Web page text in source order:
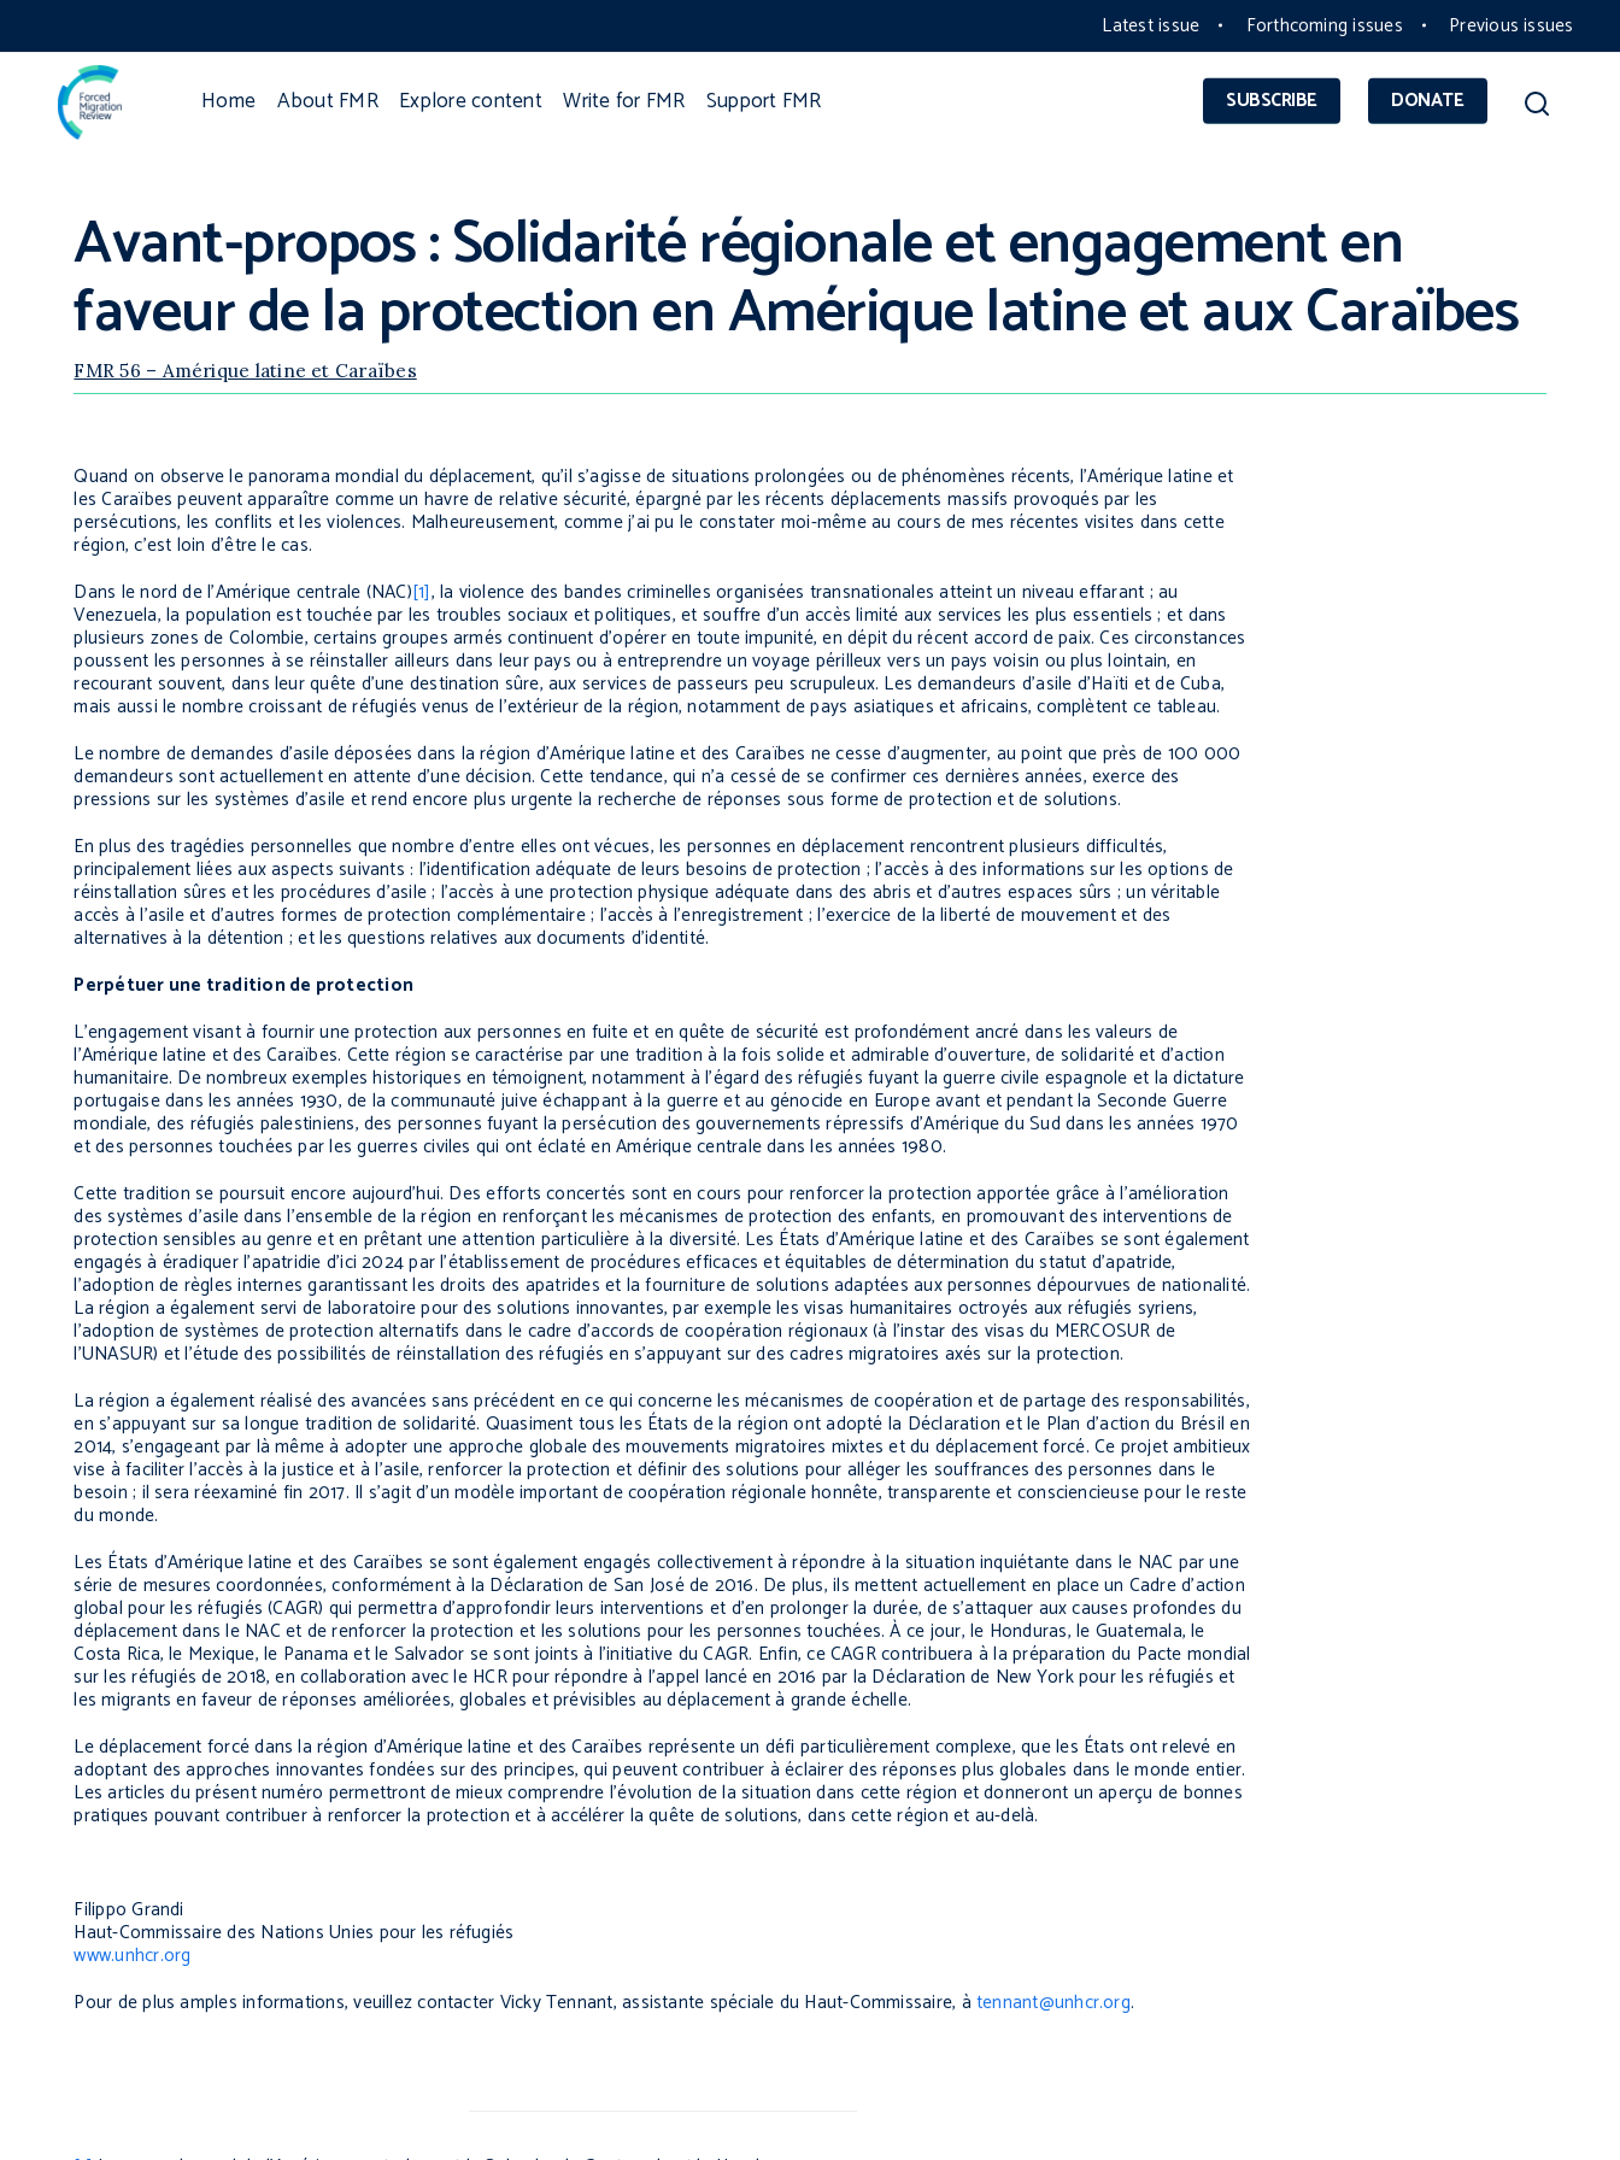
Latest issue Forthcoming issues Previous issues
SUBSCRIBE DONATE
Home About FMR Explore content Write for FMR Support FMR
Avant-propos : Solidarité régionale et engagement en
faveur de la protection en Amérique latine et aux Caraïbes
FMR 56 – Amérique latine et Caraïbes
Quand on observe le panorama mondial du déplacement, qu’il s’agisse de situations prolongées ou de phénomènes récents, l’Amérique latine et
les Caraïbes peuvent apparaître comme un havre de relative sécurité, épargné par les récents déplacements massifs provoqués par les
persécutions, les conflits et les violences. Malheureusement, comme j’ai pu le constater moi-même au cours de mes récentes visites dans cette
région, c’est loin d’être le cas.
Dans le nord de l’Amérique centrale (NAC)[1], la violence des bandes criminelles organisées transnationales atteint un niveau effarant ; au
Venezuela, la population est touchée par les troubles sociaux et politiques, et souffre d'un accès limité aux services les plus essentiels ; et dans
plusieurs zones de Colombie, certains groupes armés continuent d’opérer en toute impunité, en dépit du récent accord de paix. Ces circonstances
poussent les personnes à se réinstaller ailleurs dans leur pays ou à entreprendre un voyage périlleux vers un pays voisin ou plus lointain, en
recourant souvent, dans leur quête d’une destination sûre, aux services de passeurs peu scrupuleux. Les demandeurs d’asile d’Haïti et de Cuba,
mais aussi le nombre croissant de réfugiés venus de l’extérieur de la région, notamment de pays asiatiques et africains, complètent ce tableau.
Le nombre de demandes d’asile déposées dans la région d’Amérique latine et des Caraïbes ne cesse d’augmenter, au point que près de 100 000
demandeurs sont actuellement en attente d’une décision. Cette tendance, qui n’a cessé de se confirmer ces dernières années, exerce des
pressions sur les systèmes d’asile et rend encore plus urgente la recherche de réponses sous forme de protection et de solutions.
En plus des tragédies personnelles que nombre d’entre elles ont vécues, les personnes en déplacement rencontrent plusieurs difficultés,
principalement liées aux aspects suivants : l’identification adéquate de leurs besoins de protection ; l’accès à des informations sur les options de
réinstallation sûres et les procédures d’asile ; l’accès à une protection physique adéquate dans des abris et d’autres espaces sûrs ; un véritable
accès à l’asile et d’autres formes de protection complémentaire ; l’accès à l’enregistrement ; l’exercice de la liberté de mouvement et des
alternatives à la détention ; et les questions relatives aux documents d’identité.
Perpétuer une tradition de protection
L’engagement visant à fournir une protection aux personnes en fuite et en quête de sécurité est profondément ancré dans les valeurs de
l’Amérique latine et des Caraïbes. Cette région se caractérise par une tradition à la fois solide et admirable d’ouverture, de solidarité et d’action
humanitaire. De nombreux exemples historiques en témoignent, notamment à l’égard des réfugiés fuyant la guerre civile espagnole et la dictature
portugaise dans les années 1930, de la communauté juive échappant à la guerre et au génocide en Europe avant et pendant la Seconde Guerre
mondiale, des réfugiés palestiniens, des personnes fuyant la persécution des gouvernements répressifs d’Amérique du Sud dans les années 1970
et des personnes touchées par les guerres civiles qui ont éclaté en Amérique centrale dans les années 1980.
Cette tradition se poursuit encore aujourd’hui. Des efforts concertés sont en cours pour renforcer la protection apportée grâce à l’amélioration
des systèmes d’asile dans l’ensemble de la région en renforçant les mécanismes de protection des enfants, en promouvant des interventions de
protection sensibles au genre et en prêtant une attention particulière à la diversité. Les États d’Amérique latine et des Caraïbes se sont également
engagés à éradiquer l’apatridie d’ici 2024 par l’établissement de procédures efficaces et équitables de détermination du statut d’apatride,
l’adoption de règles internes garantissant les droits des apatrides et la fourniture de solutions adaptées aux personnes dépourvues de nationalité.
La région a également servi de laboratoire pour des solutions innovantes, par exemple les visas humanitaires octroyés aux réfugiés syriens,
l’adoption de systèmes de protection alternatifs dans le cadre d’accords de coopération régionaux (à l’instar des visas du MERCOSUR de
l’UNASUR) et l’étude des possibilités de réinstallation des réfugiés en s’appuyant sur des cadres migratoires axés sur la protection.
La région a également réalisé des avancées sans précédent en ce qui concerne les mécanismes de coopération et de partage des responsabilités,
en s’appuyant sur sa longue tradition de solidarité. Quasiment tous les États de la région ont adopté la Déclaration et le Plan d’action du Brésil en
2014, s’engageant par là même à adopter une approche globale des mouvements migratoires mixtes et du déplacement forcé. Ce projet ambitieux
vise à faciliter l’accès à la justice et à l’asile, renforcer la protection et définir des solutions pour alléger les souffrances des personnes dans le
besoin ; il sera réexaminé fin 2017. Il s’agit d’un modèle important de coopération régionale honnête, transparente et consciencieuse pour le reste
du monde.
Les États d’Amérique latine et des Caraïbes se sont également engagés collectivement à répondre à la situation inquiétante dans le NAC par une
série de mesures coordonnées, conformément à la Déclaration de San José de 2016. De plus, ils mettent actuellement en place un Cadre d'action
global pour les réfugiés (CAGR) qui permettra d’approfondir leurs interventions et d’en prolonger la durée, de s’attaquer aux causes profondes du
déplacement dans le NAC et de renforcer la protection et les solutions pour les personnes touchées. À ce jour, le Honduras, le Guatemala, le
Costa Rica, le Mexique, le Panama et le Salvador se sont joints à l’initiative du CAGR. Enfin, ce CAGR contribuera à la préparation du Pacte mondial
sur les réfugiés de 2018, en collaboration avec le HCR pour répondre à l’appel lancé en 2016 par la Déclaration de New York pour les réfugiés et
les migrants en faveur de réponses améliorées, globales et prévisibles au déplacement à grande échelle.
Le déplacement forcé dans la région d'Amérique latine et des Caraïbes représente un défi particulièrement complexe, que les États ont relevé en
adoptant des approches innovantes fondées sur des principes, qui peuvent contribuer à éclairer des réponses plus globales dans le monde entier.
Les articles du présent numéro permettront de mieux comprendre l’évolution de la situation dans cette région et donneront un aperçu de bonnes
pratiques pouvant contribuer à renforcer la protection et à accélérer la quête de solutions, dans cette région et au-delà.
Filippo Grandi
Haut-Commissaire des Nations Unies pour les réfugiés
www.unhcr.org
Pour de plus amples informations, veuillez contacter Vicky Tennant, assistante spéciale du Haut-Commissaire, àtennant@unhcr.org.